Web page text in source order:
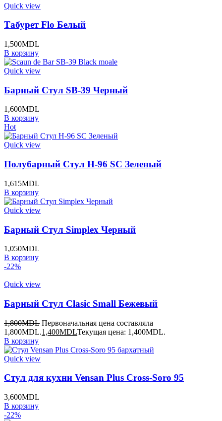
Quick view
Табурет Flo Белый
1,500MDL
В корзину
Quick view
Барный Стул SB-39 Черный
1,600MDL
В корзину
Hot
Quick view
Полубарный Стул H-96 SC Зеленый
1,615MDL
В корзину
Quick view
Барный Стул Simplex Черный
1,050MDL
В корзину
-22%
Quick view
Барный Стул Clasic Small Бежевый
1,800MDL Первоначальная цена составляла
1,800MDL.1,400MDLТекущая цена: 1,400MDL.
В корзину
Quick view
Стул для кухни Vensan Plus Cross-Soro 95
3,600MDL
В корзину
-22%